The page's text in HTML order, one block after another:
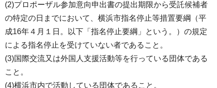
(2)プロポーザル参加意向申出書の提出期限から受託候補者
の特定の日までにおいて、横浜市指名停止等措置要綱（平
成16年４月１日。以下「指名停止要綱」という。）の規定
による指名停止を受けていない者であること。
(3)国際交流又は外国人支援活動等を行っている団体である
こと。
(4)横浜市内で活動している団体であること。